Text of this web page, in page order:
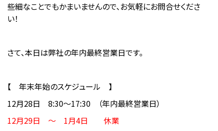
些細なことでもかまいませんので、お気軽にお問合せくださ
い！
さて、本日は弊社の年内最終営業日です。
【 年末年始のスケジュール 】
12月28日 8:30～17:30 （年内最終営業日）
12月29日 ～ 1月4日 休業